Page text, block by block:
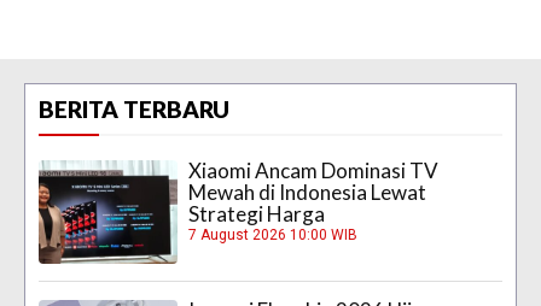
BERITA TERBARU
Xiaomi Ancam Dominasi TV
Mewah di Indonesia Lewat
Strategi Harga
7 August 2026 10:00 WIB